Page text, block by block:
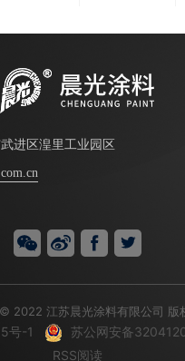
进区湟里工业园区
2022 江苏晨光涂料有限公司 版
号-1
苏公网安备
RSS阅读